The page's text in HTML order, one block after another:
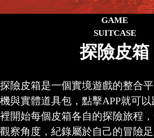
GAME
SUITCASE
探險皮箱
探險皮箱是一個實境遊戲的整合
機與實體道具包，點擊APP就可
裡開始每個皮箱各自的探險旅程
觀察角度，紀錄屬於自己的冒險